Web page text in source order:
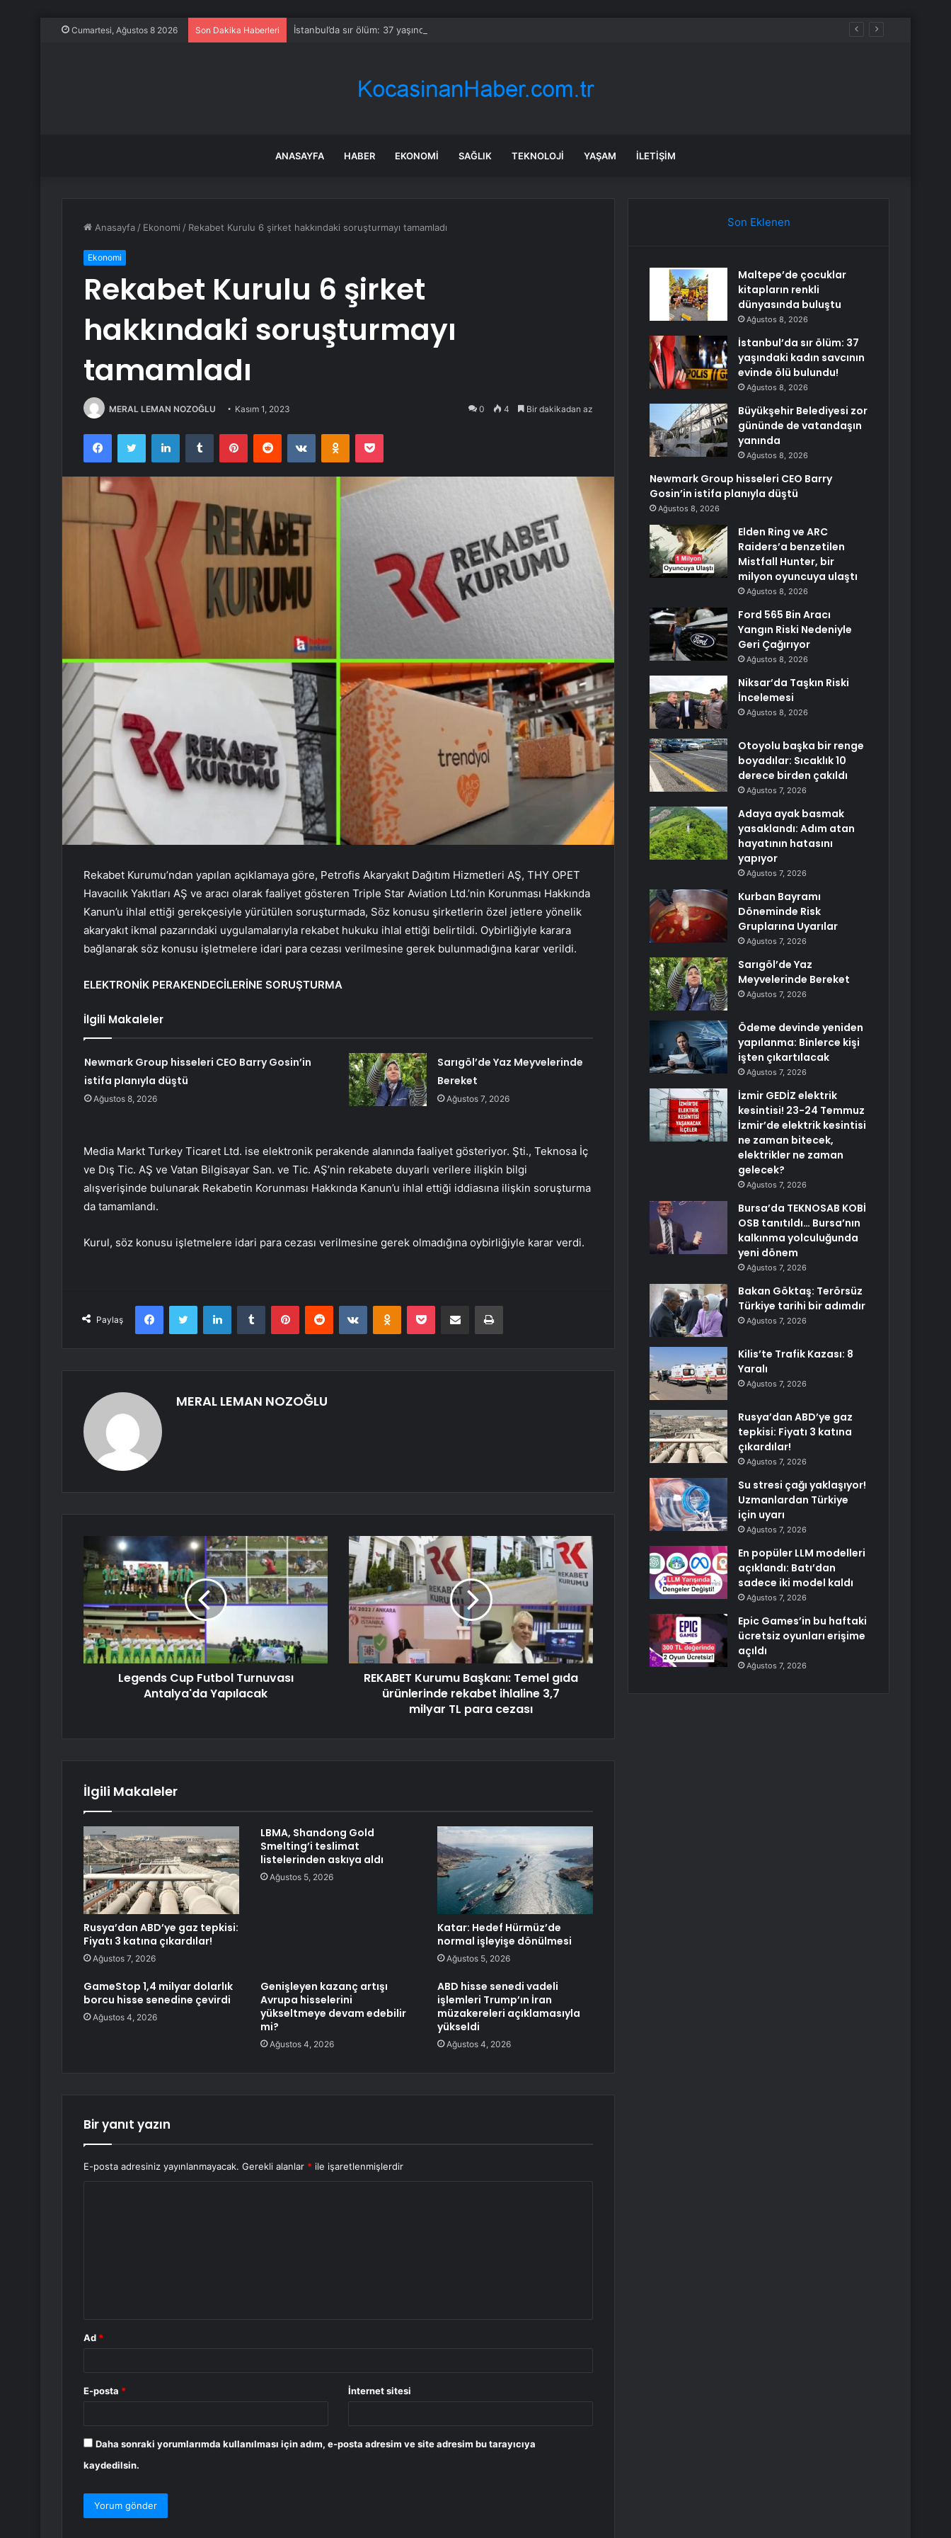
Cumartesi, Ağustos 8 2026 Son Dakika Haberleri İstanbul’da sır ölüm: 37 yaşındaki kadın savcının evinde ölü bulundu!
ANASAYFA HABER EKONOMI SAĞLIK TEKNOLOJI YAŞAM İLETIŞIM
Anasayfa / Ekonomi / Rekabet Kurulu 6 şirket hakkındaki soruşturmayı tamamladı
Ekonomi
Rekabet Kurulu 6 şirket
hakkındaki soruşturmayı
tamamladı
MERAL LEMAN NOZOĞLU Kasım 1, 2023 0 4 Bir dakikadan az
FacebookTwitter LinkedInTumblr PinterestReddit VKontakteOdnoklassniki
Pocket
Rekabet Kurumu’ndan yapılan açıklamaya göre, Petrofis Akaryakıt Dağıtım Hizmetleri AŞ, THY OPET
Havacılık Yakıtları AŞ ve aracı olarak faaliyet gösteren Triple Star Aviation Ltd.’nin Korunması Hakkında
Kanun’u ihlal ettiği gerekçesiyle yürütülen soruşturmada, Söz konusu şirketlerin özel jetlere yönelik
akaryakıt ikmal pazarındaki uygulamalarıyla rekabet hukuku ihlal ettiği belirtildi. Oybirliğiyle karara
bağlanarak söz konusu işletmelere idari para cezası verilmesine gerek bulunmadığına karar verildi.
ELEKTRONİK PERAKENDECİLERİNE SORUŞTURMA
İlgili Makaleler
Newmark Group hisseleri CEO Barry Gosin’in
istifa planıyla düştü
Ağustos 8, 2026
Sarıgöl’de Yaz Meyvelerinde
Bereket
Ağustos 7, 2026
Media Markt Turkey Ticaret Ltd. ise elektronik perakende alanında faaliyet gösteriyor. Şti., Teknosa İç
ve Dış Tic. AŞ ve Vatan Bilgisayar San. ve Tic. AŞ’nin rekabete duyarlı verilere ilişkin bilgi
alışverişinde bulunarak Rekabetin Korunması Hakkında Kanun’u ihlal ettiği iddiasına ilişkin soruşturma
da tamamlandı.
Kurul, söz konusu işletmelere idari para cezası verilmesine gerek olmadığına oybirliğiyle karar verdi.
Paylaş
FacebookTwitter LinkedInTumblr PinterestReddit VKontakteOdnoklassniki
Pocket E-Posta ile paylaş Yazdır
MERAL LEMAN NOZOĞLU
Legends Cup Futbol Turnuvası
Antalya'da Yapılacak
REKABET Kurumu Başkanı: Temel gıda
ürünlerinde rekabet ihlaline 3,7
milyar TL para cezası
İlgili Makaleler
Rusya’dan ABD’ye gaz tepkisi:
Fiyatı 3 katına çıkardılar!
Ağustos 7, 2026
LBMA, Shandong Gold
Smelting’i teslimat
listelerinden askıya aldı
Ağustos 5, 2026
Katar: Hedef Hürmüz’de
normal işleyişe dönülmesi
Ağustos 5, 2026
GameStop 1,4 milyar dolarlık
borcu hisse senedine çevirdi
Ağustos 4, 2026
Genişleyen kazanç artışı
Avrupa hisselerini
yükseltmeye devam edebilir
mi?
Ağustos 4, 2026
ABD hisse senedi vadeli
işlemleri Trump’ın İran
müzakereleri açıklamasıyla
yükseldi
Ağustos 4, 2026
Bir yanıt yazın
E-posta adresiniz yayınlanmayacak. Gerekli alanlar * ile işaretlenmişlerdir
Ad *
E-posta * İnternet sitesi
Daha sonraki yorumlarımda kullanılması için adım, e-posta adresim ve site adresim bu tarayıcıya
kaydedilsin.
Son Eklenen
Maltepe’de çocuklar
kitapların renkli
dünyasında buluştu
Ağustos 8, 2026
İstanbul’da sır ölüm: 37
yaşındaki kadın savcının
evinde ölü bulundu!
Ağustos 8, 2026
Büyükşehir Belediyesi zor
gününde de vatandaşın
yanında
Ağustos 8, 2026
Newmark Group hisseleri CEO Barry
Gosin’in istifa planıyla düştü
Ağustos 8, 2026
Elden Ring ve ARC
Raiders’a benzetilen
Mistfall Hunter, bir
milyon oyuncuya ulaştı
Ağustos 8, 2026
Ford 565 Bin Aracı
Yangın Riski Nedeniyle
Geri Çağırıyor
Ağustos 8, 2026
Niksar’da Taşkın Riski
İncelemesi
Ağustos 8, 2026
Otoyolu başka bir renge
boyadılar: Sıcaklık 10
derece birden çakıldı
Ağustos 7, 2026
Adaya ayak basmak
yasaklandı: Adım atan
hayatının hatasını
yapıyor
Ağustos 7, 2026
Kurban Bayramı
Döneminde Risk
Gruplarına Uyarılar
Ağustos 7, 2026
Sarıgöl’de Yaz
Meyvelerinde Bereket
Ağustos 7, 2026
Ödeme devinde yeniden
yapılanma: Binlerce kişi
işten çıkartılacak
Ağustos 7, 2026
İzmir GEDİZ elektrik
kesintisi! 23-24 Temmuz
İzmir’de elektrik kesintisi
ne zaman bitecek,
elektrikler ne zaman
gelecek?
Ağustos 7, 2026
Bursa’da TEKNOSAB KOBİ
OSB tanıtıldı… Bursa’nın
kalkınma yolculuğunda
yeni dönem
Ağustos 7, 2026
Bakan Göktaş: Terörsüz
Türkiye tarihi bir adımdır
Ağustos 7, 2026
Kilis’te Trafik Kazası: 8
Yaralı
Ağustos 7, 2026
Rusya’dan ABD’ye gaz
tepkisi: Fiyatı 3 katına
çıkardılar!
Ağustos 7, 2026
Su stresi çağı yaklaşıyor!
Uzmanlardan Türkiye
için uyarı
Ağustos 7, 2026
En popüler LLM modelleri
açıklandı: Batı’dan
sadece iki model kaldı
Ağustos 7, 2026
Epic Games’in bu haftaki
ücretsiz oyunları erişime
açıldı
Ağustos 7, 2026